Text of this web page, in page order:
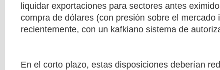
liquidar exportaciones para sectores antes
compra de dólares (con presión sobre el mercado
recientemente, con un kafkiano sistema de
En el corto plazo, estas disposiciones deberían